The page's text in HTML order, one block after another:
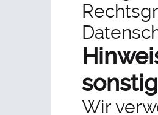
Wir